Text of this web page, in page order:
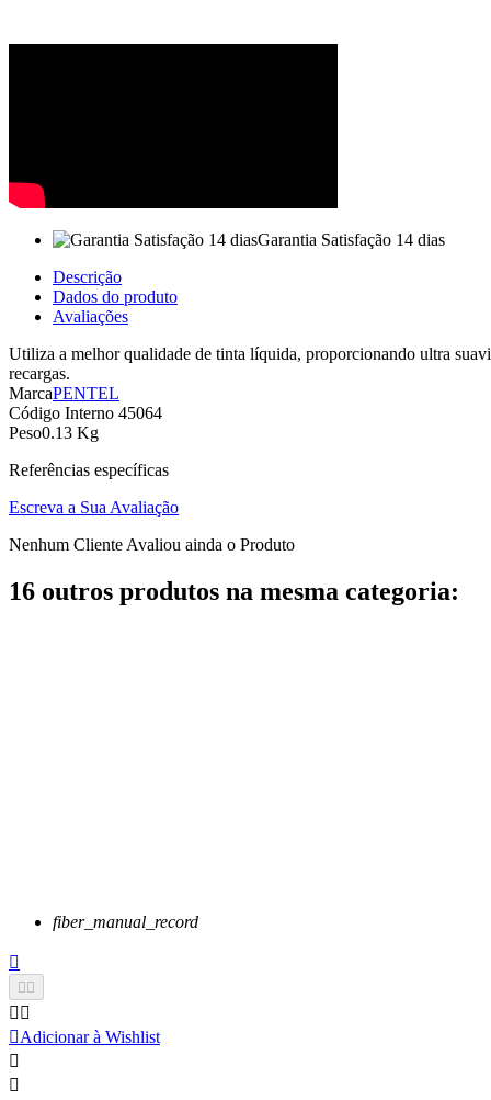
Garantia Satisfação 14 dias
Descrição
Dados do produto
Avaliações
Utiliza a melhor qualidade de tinta líquida, proporcionando ultra
recargas.
MarcaPENTEL
Código Interno 45064
Peso0.13 Kg
Referências específicas
Escreva a Sua Avaliação
Nenhum Cliente Avaliou ainda o Produto
16 outros produtos na mesma categoria:
fiber_manual_record

 
 
Adicionar à Wishlist

